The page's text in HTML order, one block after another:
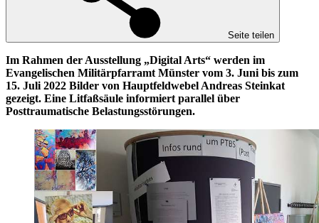
Seite teilen
Im Rahmen der Ausstellung „Digital Arts“ werden im
Evangelischen Militärpfarramt Münster vom 3. Juni bis zum
15. Juli 2022 Bilder von Hauptfeldwebel Andreas Steinkat
gezeigt. Eine Litfaßsäule informiert parallel über
Posttraumatische Belastungsstörungen.